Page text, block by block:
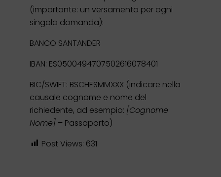
(importante: un versamento per ogni
singola domanda):
BANCO SANTANDER
IBAN: ES0500494707502616078401
BIC/SWIFT: BSCHESMMXXX (indicare nella
causale cognome e nome del
richiedente, ad esempio: [Cognome
Nome] – Passaporto)
Post Views: 631